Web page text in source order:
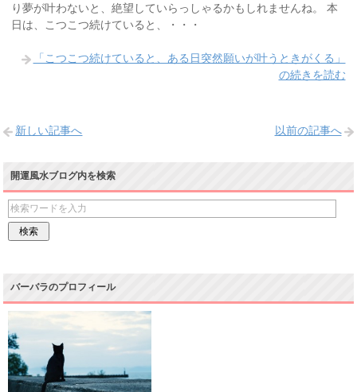
り夢が叶わないと、絶望していらっしゃるかもしれませんね。 本
日は、こつこつ続けていると、・・・
「こつこつ続けていると、ある日突然願いが叶うときがくる」
の続きを読む
以前の記事へ
新しい記事へ
開運風水ブログ内を検索
バーバラのプロフィール